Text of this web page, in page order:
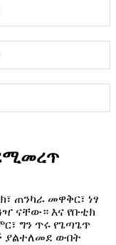
ጠንካራ መዋቅር፣ ነፃ
ናቸው። እና የቡቲክ
ግን ጥሩ የጌጣጌጥ
ያልተለመደ ውበት